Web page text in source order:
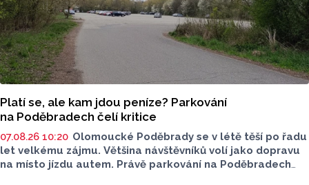
Platí se, ale kam jdou peníze? Parkování
na Poděbradech čelí kritice
07.08.26 10:20 Olomoucké Poděbrady se v létě těší po řadu
let velkému zájmu. Většina návštěvníků volí jako dopravu
na místo jízdu autem. Právě parkování na Poděbradech